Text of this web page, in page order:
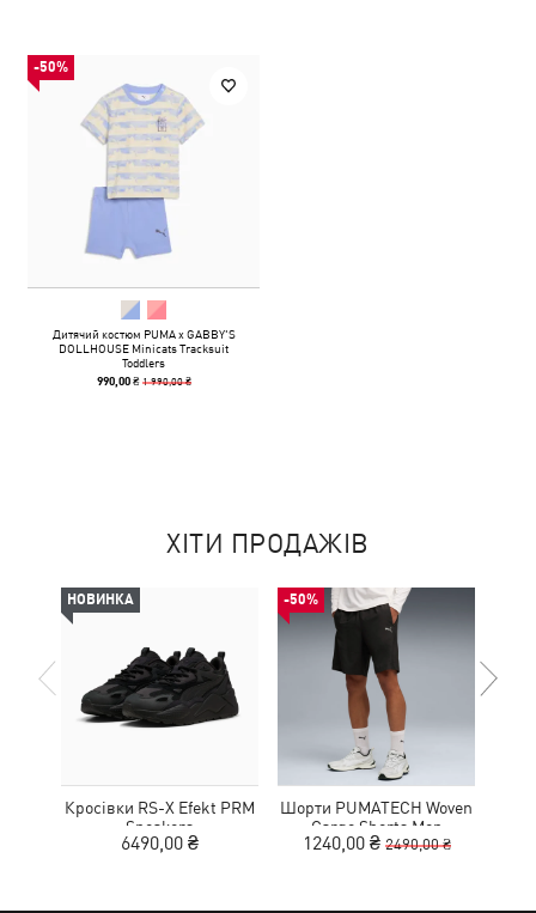
-50%
Дитячий костюм PUMA x GABBY'S
DOLLHOUSE Minicats Tracksuit
Toddlers
990,00 ₴ 1 990,00 ₴
ХІТИ ПРОДАЖІВ
НОВИНКА
Кросівки RS-X Efekt PRM
Sneakers
6490,00 ₴
-50%
Шорти PUMATECH Woven
Cargo Shorts Men
1240,00 ₴ 2490,00 ₴